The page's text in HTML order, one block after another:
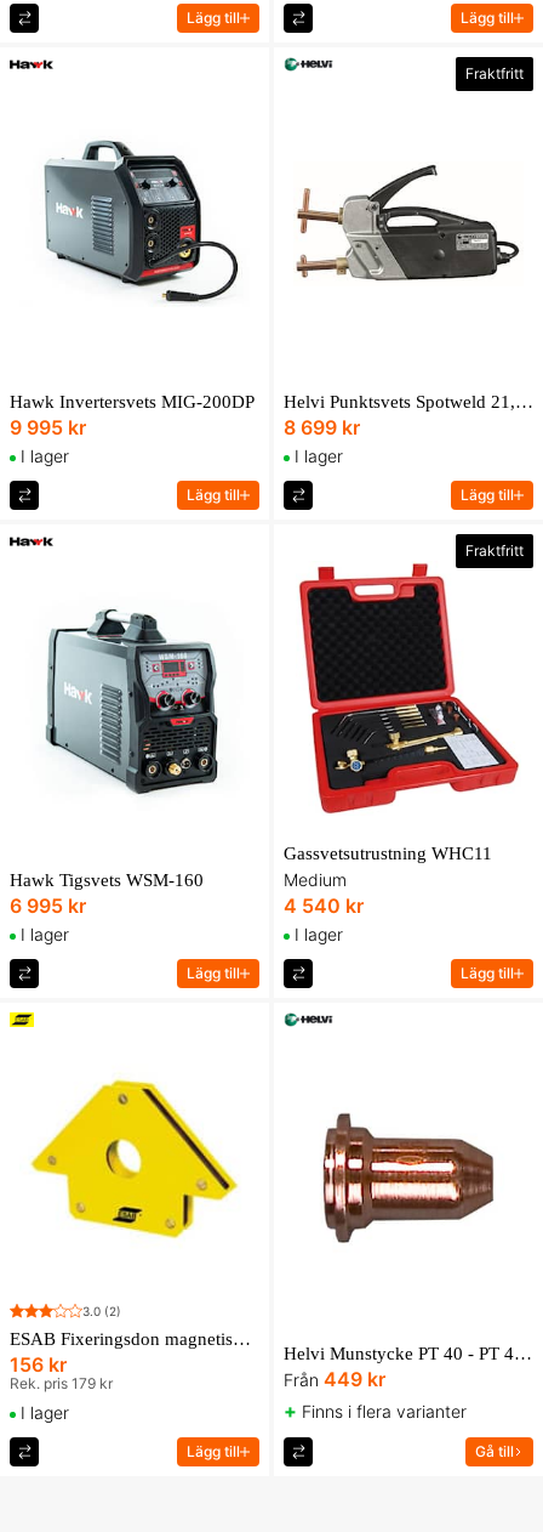
Lägg till Lägg till
Hawk Invertersvets MIG-200DP
9 995 kr
I lager
Lägg till
Fraktfritt
Helvi Punktsvets Spotweld 21, mobil
8 699 kr
I lager
Lägg till
Hawk Tigsvets WSM-160
6 995 kr
I lager
Lägg till
Fraktfritt
Gassvetsutrustning WHC11
Medium
4 540 kr
I lager
Lägg till
3.0 (2)
ESAB Fixeringsdon magnetiskt, stor
156 kr
Rek. pris 179 kr
I lager
Lägg till
Helvi Munstycke PT 40 - PT 40C 10-pack
Från 449 kr
+ Finns i flera varianter
Gå till